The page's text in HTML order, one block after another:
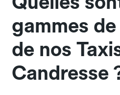
gammes
de nos
Candresse